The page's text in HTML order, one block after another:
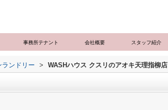
事務所テナント 会社概要 スタッフ紹介
ランドリー > WASHハウス クスリのアオキ天理指柳店